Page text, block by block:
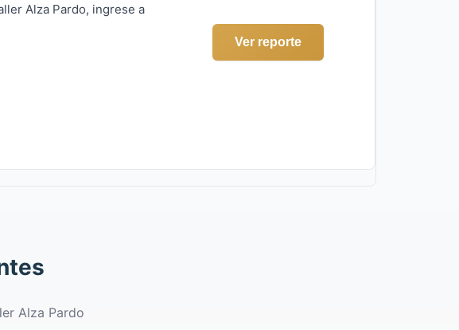
Alza Pardo, ingrese a
Ver reporte
Alza Pardo